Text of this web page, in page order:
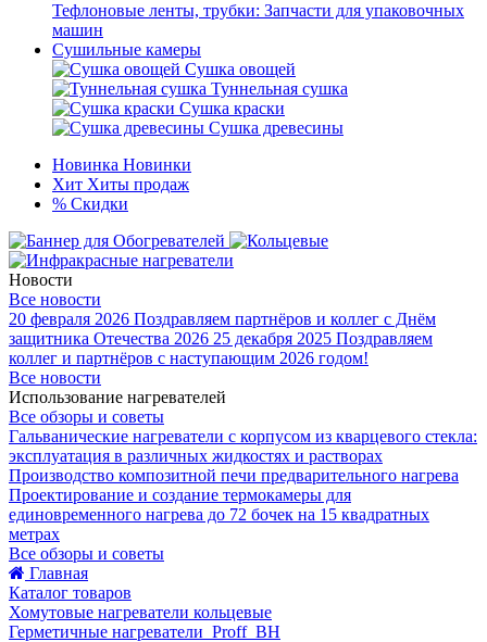
Тефлоновые ленты, трубки: Запчасти для упаковочных
машин
Сушильные камеры
Сушка овощей
Туннельная сушка
Сушка краски
Сушка древесины
Новинка Новинки
Хит Хиты продаж
% Скидки
Новости
Все новости
20 февраля 2026 Поздравляем партнёров и коллег с Днём
защитника Отечества 2026 25 декабря 2025 Поздравляем
коллег и партнёров с наступающим 2026 годом!
Все новости
Использование нагревателей
Все обзоры и советы
Гальванические нагреватели с корпусом из кварцевого стекла:
эксплуатация в различных жидкостях и растворах
Производство композитной печи предварительного нагрева
Проектирование и создание термокамеры для
единовременного нагрева до 72 бочек на 15 квадратных
метрах
Все обзоры и советы
Главная
Каталог товаров
Хомутовые нагреватели кольцевые
Герметичные нагреватели_Proff_BH